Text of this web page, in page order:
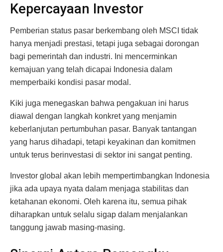
Kepercayaan Investor
Pemberian status pasar berkembang oleh MSCI tidak
hanya menjadi prestasi, tetapi juga sebagai dorongan
bagi pemerintah dan industri. Ini mencerminkan
kemajuan yang telah dicapai Indonesia dalam
memperbaiki kondisi pasar modal.
Kiki juga menegaskan bahwa pengakuan ini harus
diawal dengan langkah konkret yang menjamin
keberlanjutan pertumbuhan pasar. Banyak tantangan
yang harus dihadapi, tetapi keyakinan dan komitmen
untuk terus berinvestasi di sektor ini sangat penting.
Investor global akan lebih mempertimbangkan Indonesia
jika ada upaya nyata dalam menjaga stabilitas dan
ketahanan ekonomi. Oleh karena itu, semua pihak
diharapkan untuk selalu sigap dalam menjalankan
tanggung jawab masing-masing.